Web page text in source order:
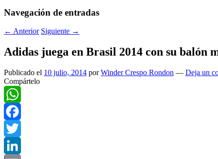
Navegación de entradas
← Anterior Siguiente →
Adidas juega en Brasil 2014 con su balón
Publicado el 10 julio, 2014 porWinder Crespo Rondon — Deja un
Compártelo
WhatsApp
Facebook
Twitter